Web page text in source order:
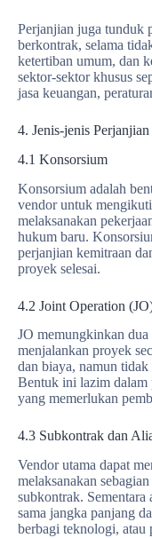
Perjanjian juga tunduk
berkontrak, selama
ketertiban umum, dan
sektor-sektor khusus
jasa keuangan,
4. Jenis-jenis
4.1 Konsorsium
Konsorsium adalah
vendor untuk
melaksanakan
hukum baru.
perjanjian kemitraan
proyek selesai.
4.2 Joint Operation
JO memungkinkan dua
menjalankan proyek
dan biaya, namun
Bentuk ini lazim dalam
yang memerlukan
4.3 Subkontrak dan
Vendor utama dapat
melaksanakan
subkontrak. Sementara
sama jangka panjang
berbagi teknologi, atau